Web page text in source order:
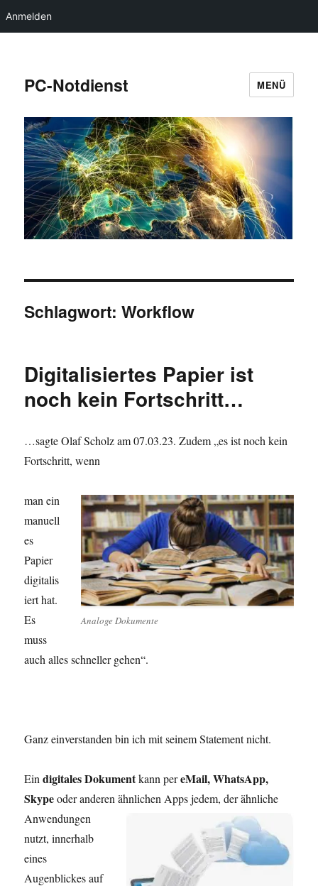
Anmelden
PC-Notdienst MENÜ
Schlagwort:Workflow
Digitalisiertes Papier ist
noch kein Fortschritt…
…sagte Olaf Scholz am 07.03.23. Zudem „es ist noch kein
Fortschritt, wenn
Analoge Dokumente
man ein
manuell
es
Papier
digitalis
iert hat.
Es
muss
auch alles schneller gehen“.
Ganz einverstanden bin ich mit seinem Statement nicht.
Eindigitales Dokumentkann pereMail, WhatsApp,
Skypeoder anderen ähnlichen Apps jedem, der ähnliche
Anwendungen
nutzt, innerhalb
eines
Augenblickes auf